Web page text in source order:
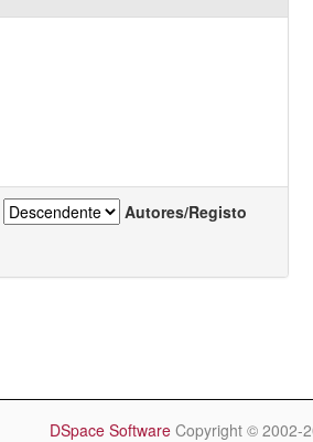
Autores/Registo
DSpace Software Copyright © 2002-